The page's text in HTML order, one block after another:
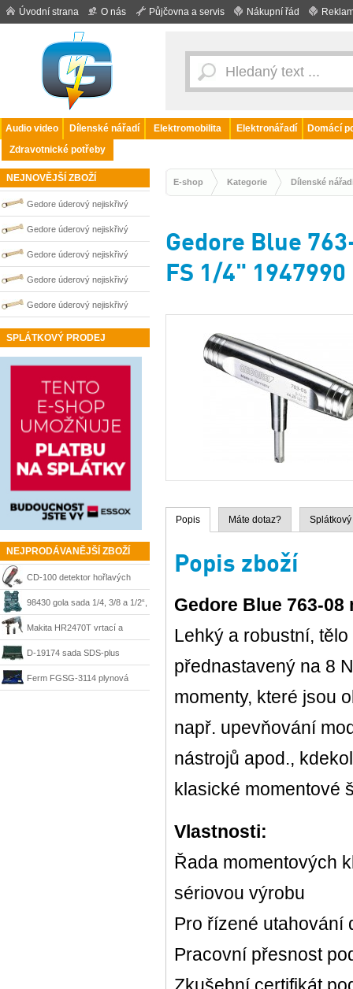
Úvodní strana O nás Půjčovna a servis Nákupní řád
Audio video Dílenské nářadí Elektromobilita Elektronářadí
Domácí
Zdravotnické potřeby
NEJNOVĚJŠÍ ZBOŽÍ
Gedore úderový nejiskřivý
plochý klíč vyhnutý 65 mm
0100259S
Gedore úderový nejiskřivý
plochý klíč vyhnutý 27 mm
0100250S
Gedore úderový nejiskřivý
plochý klíč vyhnutý 60 mm
0100258S
Gedore úderový nejiskřivý
plochý klíč vyhnutý 32 mm
0100252S
Gedore úderový nejiskřivý
plochý klíč vyhnutý 30 mm
SPLÁTKOVÝ PRODEJ
NEJPRODÁVANĚJŠÍ ZBOŽÍ
CD-100 detektor hořlavých
plynů Ridgid 36163
98430 gola sada 1/4, 3/8 a 1/2“,
215 dílů + kufr Mannesmann
Makita HR2470T vrtací a
sekací kladivo 780 W, SDS-
Plus
D-19174 sada SDS-plus
sekáče a vrtáky Makita
Ferm FGSG-3114 plynová
E-shop Kategorie Dílenské
Gedore Blue
FS 1/4" 1947990
Popis Máte dotaz?
Popis zboží
Gedore Blue 763-
Lehký a robustní,
přednastavený na 8
momenty, které jsou
např. upevňování
nástrojů apod.,
klasické momentové
Vlastnosti:
Řada momentových
sériovou výrobu
Pro řízené utahování
Pracovní přesnost